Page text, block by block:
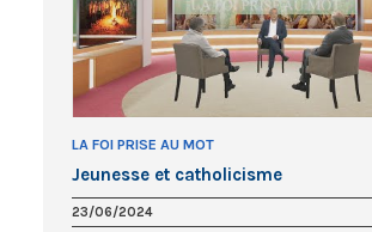
LA FOI PRISE AU MOT
Jeunesse et catholicisme
23/06/2024